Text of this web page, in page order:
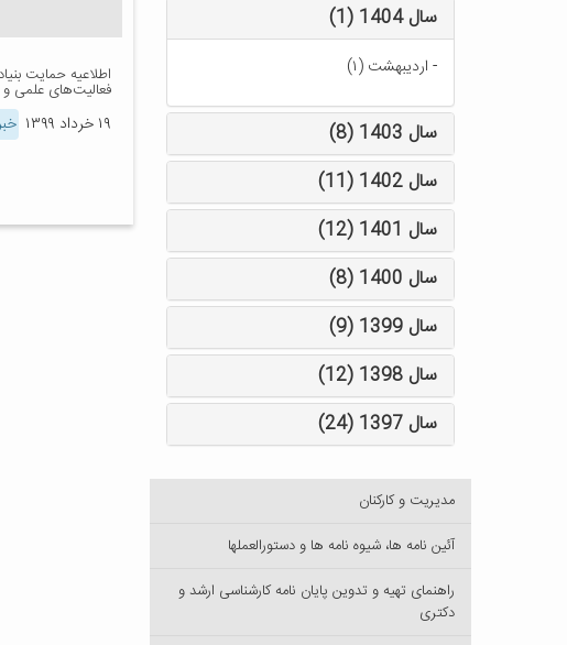
اطلاعیه حمایت
فعالیت‌های علمی
۱۹ خرداد ۱۳۹۹
سال 1404 (1)
- اردیبهشت (۱)
سال 1403 (8)
سال 1402 (11)
سال 1401 (12)
سال 1400 (8)
سال 1399 (9)
سال 1398 (12)
سال 1397 (24)
مدیریت و کارکنان
آئین نامه ها، شیوه نامه ها و دستورالعملها
راهنمای تهیه و تدوین پایان نامه کارشناسی ارشد و
دکتری